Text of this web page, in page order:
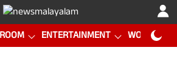
ENTERTAINMENT WORLD CUP